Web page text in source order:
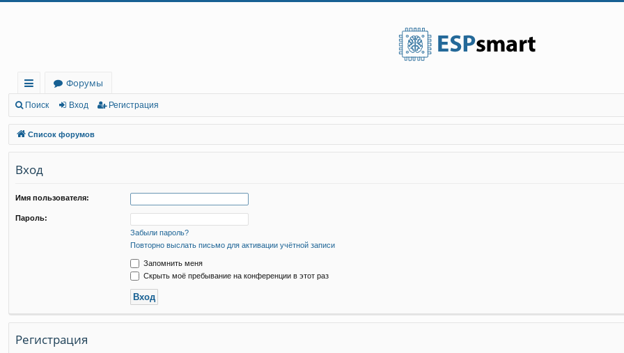
с
ы
лк
и
Форумы
Поиск Вход Регистрация
Список форумов
Вход
Имя пользователя:
Пароль:
Забыли пароль?
Повторно выслать письмо для активации учётной записи
Запомнить меня
Скрыть моё пребывание на конференции в этот раз
Регистрация